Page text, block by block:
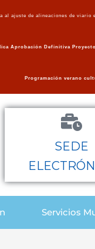
al ajuste de alineaciones de viario
Aprobación Definitiva
Programación verano
SEDE
Servicios